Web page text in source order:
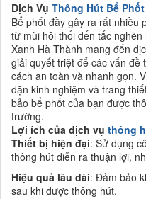
Dịch Vụ Thông Hút Bể Phốt
Bể phốt đầy gây ra rất nhiều
từ mùi hôi thối đến tắc
Xanh Hà Thành mang đến
giải quyết triệt để các vấn đề
cách an toàn và nhanh gọn.
dặn kinh nghiệm và trang
bảo bể phốt của bạn được
trường.
Lợi ích của dịch vụ thông
Thiết bị hiện đại: Sử dụng
thông hút diễn ra thuận lợi,
Hiệu quả lâu dài: Đảm bảo
sau khi được thông hút.